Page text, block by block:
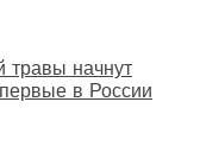
травы начнут
в России